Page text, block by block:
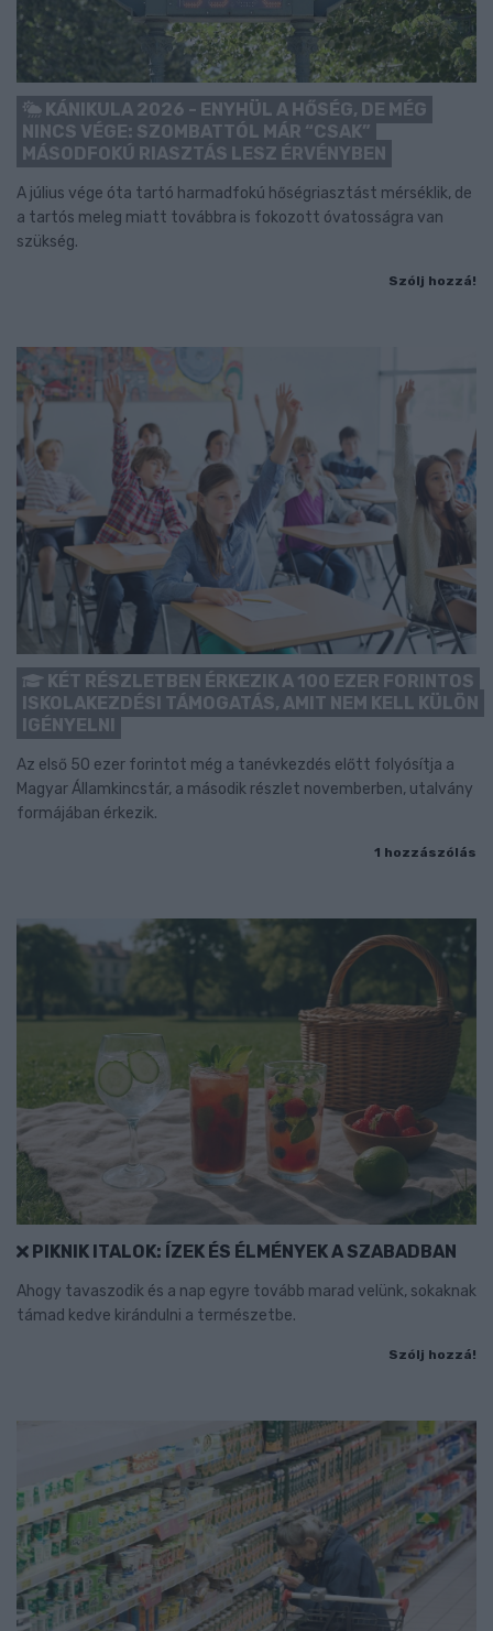
KÁNIKULA 2026 - ENYHÜL A HŐSÉG, DE MÉG
NINCS VÉGE: SZOMBATTÓL MÁR “CSAK”
MÁSODFOKÚ RIASZTÁS LESZ ÉRVÉNYBEN
A július vége óta tartó harmadfokú hőségriasztást mérséklik, de
a tartós meleg miatt továbbra is fokozott óvatosságra van
szükség.
Szólj hozzá!
KÉT RÉSZLETBEN ÉRKEZIK A 100 EZER FORINTOS
ISKOLAKEZDÉSI TÁMOGATÁS, AMIT NEM KELL KÜLÖN
IGÉNYELNI
Az első 50 ezer forintot még a tanévkezdés előtt folyósítja a
Magyar Államkincstár, a második részlet novemberben, utalvány
formájában érkezik.
1 hozzászólás
PIKNIK ITALOK: ÍZEK ÉS ÉLMÉNYEK A SZABADBAN
Ahogy tavaszodik és a nap egyre tovább marad velünk, sokaknak
támad kedve kirándulni a természetbe.
Szólj hozzá!